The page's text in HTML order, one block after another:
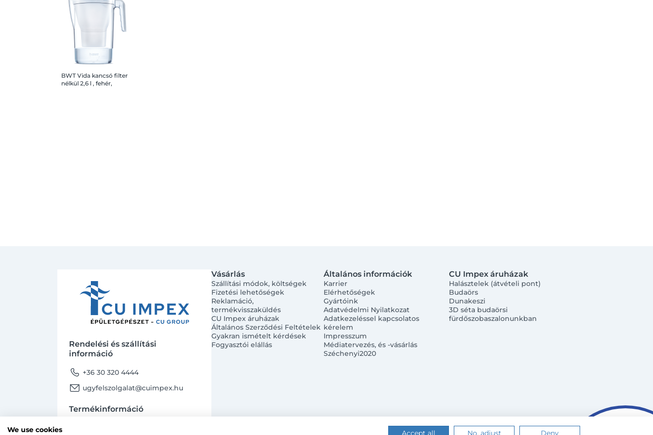
BWT Vida kancsó filter
nélkül 2,6 l , fehér,
Rendelési és szállítási
információ
phone +36 30 320 4444
email ugyfelszolgalat@cuimpex.hu
Termékinformáció
Vásárlás
Szállítási módok, költségek
Fizetési lehetőségek
Reklamáció,
termékvisszaküldés
CU Impex áruházak
Általános Szerződési Feltételek
Gyakran ismételt kérdések
Fogyasztói elállás
Általános információk
Karrier
Elérhetőségek
Gyártóink
Adatvédelmi Nyilatkozat
Adatkezeléssel kapcsolatos
kérelem
Impresszum
Médiatervezés, és -vásárlás
Széchenyi2020
CU Impex áruházak
Halásztelek (átvételi pont)
Budaörs
Dunakeszi
3D séta budaörsi
fürdőszobaszalonunkban
We use cookies Accept all No, adjust Deny